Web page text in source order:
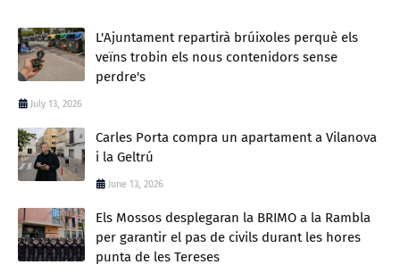
L'Ajuntament repartirà brúixoles perquè els
veïns trobin els nous contenidors sense
perdre's
July 13, 2026
Carles Porta compra un apartament a Vilanova
i la Geltrú
June 13, 2026
Els Mossos desplegaran la BRIMO a la Rambla
per garantir el pas de civils durant les hores
punta de les Tereses